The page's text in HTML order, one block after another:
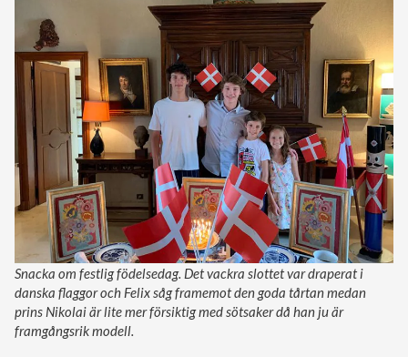
Snacka om festlig födelsedag. Det vackra slottet var draperat i
danska flaggor och Felix såg framemot den goda tårtan medan
prins Nikolai är lite mer försiktig med sötsaker då han ju är
framgångsrik modell.